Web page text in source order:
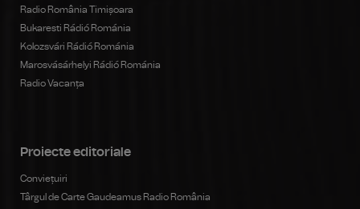
Radio România Timișoara
Bukaresti Rádió Románia
Kolozsvári Rádió Románia
Marosvásárhelyi Rádió Románia
Radio Vacanța
Proiecte editoriale
Conviețuiri
Târgul de Carte Gaudeamus Radio România